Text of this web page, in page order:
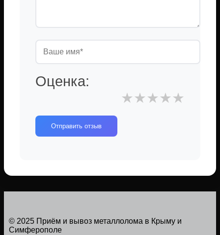
Оценка:
★
★
★
★
★
Отправить отзыв
© 2025 Приём и вывоз металлолома в Крыму и
Симферополе